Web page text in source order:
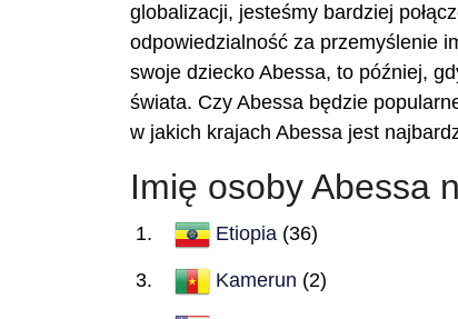
globalizacji, jesteśmy bardziej
odpowiedzialność za przemyślenie
swoje dziecko Abessa, to później,
świata. Czy Abessa będzie
w jakich krajach Abessa jest
Imię osoby Abessa
Etiopia (36)
Kamerun (2)